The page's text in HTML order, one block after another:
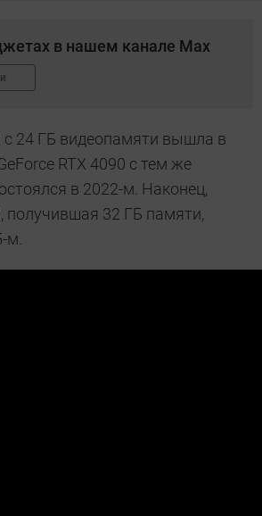
в нашем канале Max
с 24 ГБ видеопамяти вышла в
RTX 4090 с тем же
в 2022-м. Наконец,
получившая 32 ГБ памяти,
м.